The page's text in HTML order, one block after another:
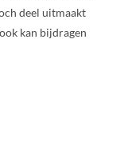
deel uitmaakt
kan bijdragen